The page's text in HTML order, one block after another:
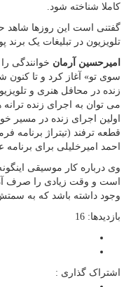
کاملا شناخته شود.
گفتنی است این روزها شاهد
تلویزیون در تبلیغات یک
امیرحسین آرمان
سوی تو» آغاز کرد و تا
زنده در محافل هنری و
می توان به اجرای زنده
اولین اجرای زنده در مسیر
قطعه ترفند (تیتراژ برنامه
احمد امیرخلیلی برای برنامه
وی درباره کار موسیقی
است و وقت زیادی را صرف
وجود داشته باشد که به
بازدیدها: 16
اشتراک گذاری :